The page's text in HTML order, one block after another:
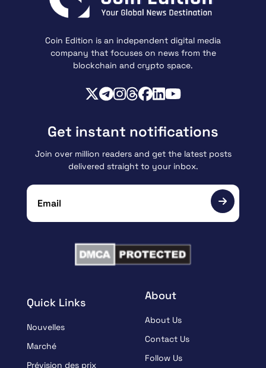
Coin Edition is an independent digital media
company that focuses on news from the
blockchain and crypto space.
Quick Links
Nouvelles
Marché
Prévision des prix
About
About Us
Contact Us
Follow Us
Get instant notifications
Join over million readers and get the latest posts
delivered straight to your inbox.